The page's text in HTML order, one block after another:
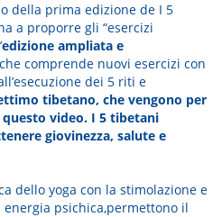
della prima edizione de I 5
a proporre gli “esercizi
edizione ampliata e
comprende nuovi esercizi con
dei 5 riti e
tibetano, che vengono per
video. I 5 tibetani
giovinezza, salute e
dello yoga con la stimolazione e
psichica,permettono il